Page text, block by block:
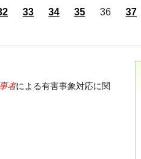
33 34 35 36 37
者による有害事象対応に関